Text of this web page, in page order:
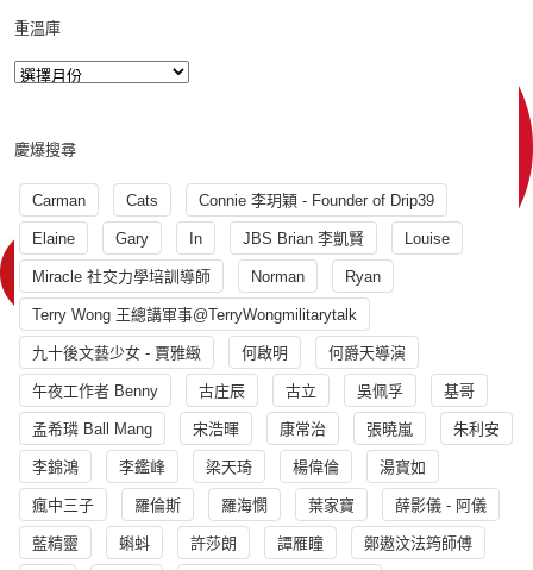
重溫庫
慶爆搜尋
Carman Cats Connie 李玥穎 - Founder of Drip39
Elaine Gary In JBS Brian 李凱賢 Louise
Miracle 社交力學培訓導師 Norman Ryan
Terry Wong 王總講軍事@TerryWongmilitarytalk
九十後文藝少女 - 賈雅緻 何啟明 何爵天導演
午夜工作者 Benny 古庄辰 古立 吳佩孚 基哥
孟希璘 Ball Mang 宋浩暉 康常治 張曉嵐 朱利安
李錦鴻 李鑑峰 梁天琦 楊偉倫 湯寳如
瘋中三子 羅倫斯 羅海憫 葉家寶 薛影儀 - 阿儀
藍精靈 蝌蚪 許莎朗 譚雁瞳 鄭遨汶法筠師傅